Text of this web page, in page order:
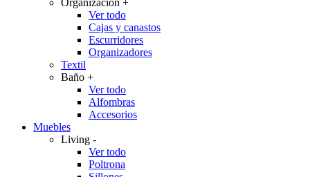
Organización +
Ver todo
Cajas y canastos
Escurridores
Organizadores
Textil
Baño +
Ver todo
Alfombras
Accesorios
Muebles
Living -
Ver todo
Poltrona